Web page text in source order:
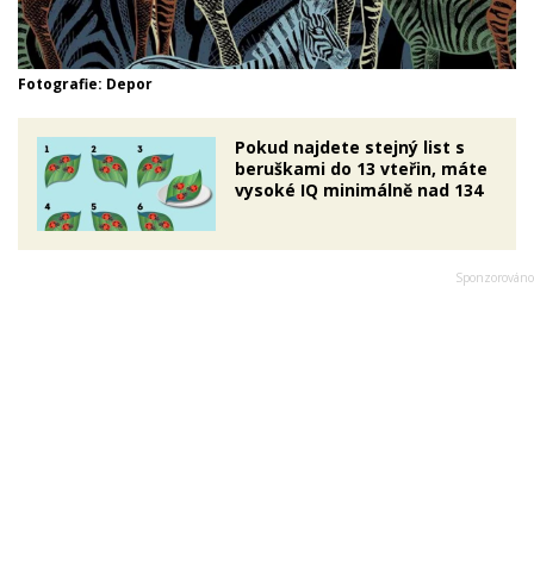
Fotografie: Depor
Pokud najdete stejný list s
beruškami do 13 vteřin, máte
vysoké IQ minimálně nad 134